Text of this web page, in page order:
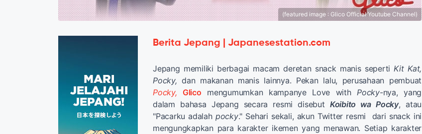
(featured image : Glico Official Youtube Channel)
Berita Jepang | Japanesestation.com
Jepang memiliki berbagai macam deretan snack manis seperti Kit Kat,
Pocky,dan makanan manis lainnya. Pekan lalu, perusahaan pembuat
Pocky,
Glico mengumumkan kampanye Love with Pocky-nya, yang
dalam bahasa Jepang secara resmi disebut Koibito wa Pocky, atau
"Pacarku adalah pocky." Sehari sekali, akun Twitter resmi dari snack ini
mengungkapkan para karakter ikemen yang menawan. Setiap karakter